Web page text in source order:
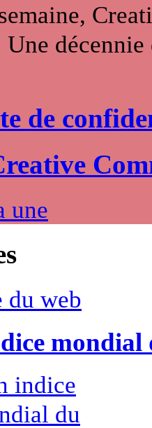
Une
de
une
du web
mondial